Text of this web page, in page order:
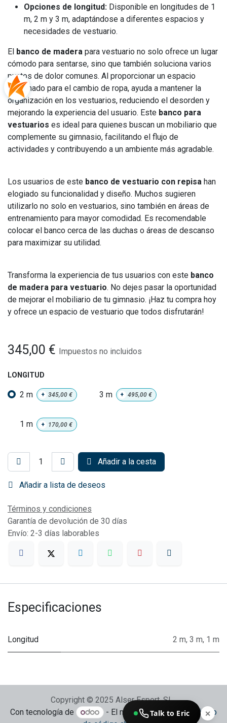
Opciones de longitud: Disponible en longitudes de 1
m, 2 m y 3 m, adaptándose a diferentes espacios y
necesidades de vestuario.
El banco de madera para vestuario no solo ofrece un lugar
cómodo para sentarse, sino que también soluciona varios
puntos de dolor comunes. Al proporcionar un espacio
designado para el cambio de ropa, ayuda a mantener la
organización en los vestuarios, reduciendo el desorden y
mejorando la experiencia del usuario. Este banco para
vestuarios es ideal para quienes buscan un mobiliario que
complemente su gimnasio, facilitando el flujo de
actividades y contribuyendo a un ambiente más agradable.
Los usuarios de este banco de vestuario con repisa han
elogiado su funcionalidad y diseño. Muchos sugieren
utilizarlo no solo en vestuarios, sino también en áreas de
entrenamiento para mayor comodidad. Es recomendable
colocar el banco cerca de las duchas o áreas de descanso
para maximizar su utilidad.
Transforma la experiencia de tus usuarios con este banco
de madera para vestuario. No dejes pasar la oportunidad
de mejorar el mobiliario de tu gimnasio. ¡Haz tu compra hoy
y ofrece un espacio de vestuario que todos disfrutarán!
345,00 € Impuestos no incluidos
LONGITUD
2 m + 345,00 € 3 m + 495,00€
1 m + 170,00 €
Añadir a la cesta
Añadir a lista de deseos
Términos y condiciones
Garantía de devolución de 30 días
Envío: 2-3 días laborables
Especificaciones
Longitud 2 m, 3 m, 1 m
Copyright © 2025 Alser Esport, SL
Con tecnología de
- El mejorComercio electrónico
Talk to Eric ✕